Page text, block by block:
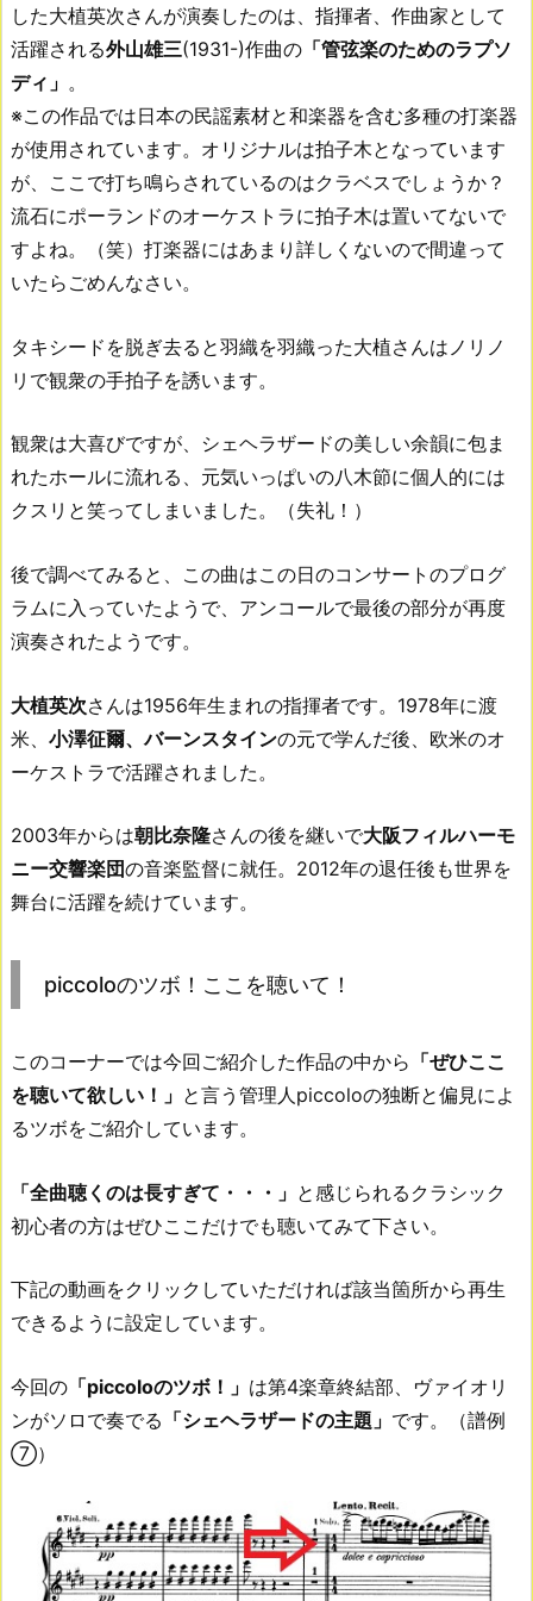
した大植英次さんが演奏したのは、指揮者、作曲家として
活躍される外山雄三(1931-)作曲の 「管弦楽のためのラプソ
ディ」 。
※この作品では日本の民謡素材と和楽器を含む多種の打楽器
が使用されています。オリジナルは拍子木となっています
が、ここで打ち鳴らされているのはクラベスでしょうか？
流石にポーランドのオーケストラに拍子木は置いてないで
すよね。（笑）打楽器にはあまり詳しくないので間違って
いたらごめんなさい。
タキシードを脱ぎ去ると羽織を羽織った大植さんはノリノ
リで観衆の手拍子を誘います。
観衆は大喜びですが、シェヘラザードの美しい余韻に包ま
れたホールに流れる、元気いっぱいの八木節に個人的には
クスリと笑ってしまいました。（失礼！）
後で調べてみると、この曲はこの日のコンサートのプログ
ラムに入っていたようで、アンコールで最後の部分が再度
演奏されたようです。
大植英次さんは1956年生まれの指揮者です。1978年に渡
米、 小澤征爾、バーンスタインの元で学んだ後、欧米のオ
ーケストラで活躍されました。
2003年からは朝比奈隆さんの後を継いで大阪フィルハーモ
ニー交響楽団の音楽監督に就任。2012年の退任後も世界を
舞台に活躍を続けています。
piccoloのツボ！ここを聴いて！
このコーナーでは今回ご紹介した作品の中から 「ぜひここ
を聴いて欲しい！」 と言う管理人piccoloの独断と偏見によ
るツボをご紹介しています。
「全曲聴くのは長すぎて・・・」 と感じられるクラシック
初心者の方はぜひここだけでも聴いてみて下さい。
下記の動画をクリックしていただければ該当箇所から再生
できるように設定しています。
今回の 「piccoloのツボ！」 は第4楽章終結部、ヴァイオリ
ンがソロで奏でる 「シェヘラザードの主題」 です。（譜例
⑦）